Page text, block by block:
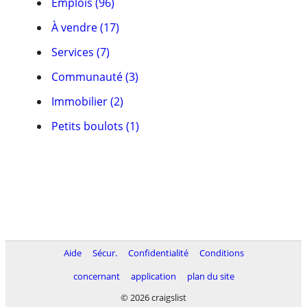
À vendre (17)
Services (7)
Communauté (3)
Immobilier (2)
Petits boulots (1)
Aide Sécur. Confidentialité
Conditions
concernant
application
plan du site
© 2026 craigslist